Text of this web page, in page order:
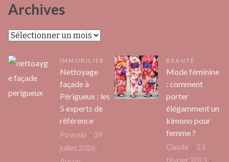
Archives
Archives
IMMOBILIER
Nettoyage
façade à
Périgueux : les
5 experts de
référence
Povoski
29
juillet 2026
BEAUTÉ
Mode féminine
: comment
porter
élégamment un
kimono pour
femme ?
Claude
23
février 2023